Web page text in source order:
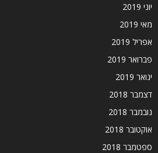
יוני 2019
מאי 2019
אפריל 2019
פברואר 2019
ינואר 2019
דצמבר 2018
נובמבר 2018
אוקטובר 2018
ספטמבר 2018